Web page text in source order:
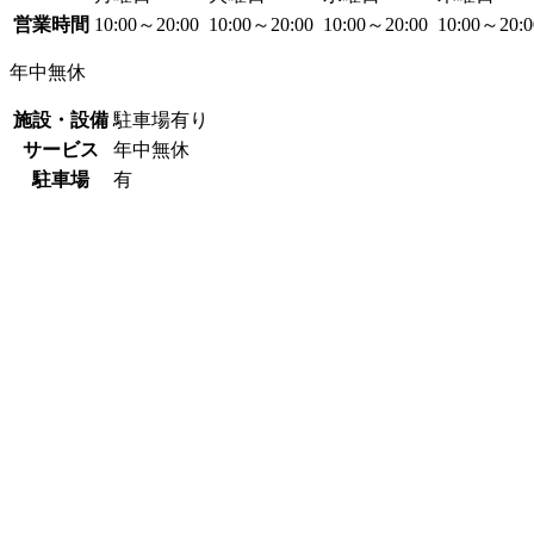
営業時間 10:00～20:00 10:00～20:00 10:00～20:00 10:00～
年中無休
施設・設備 駐車場有り
サービス
年中無休
駐車場
有